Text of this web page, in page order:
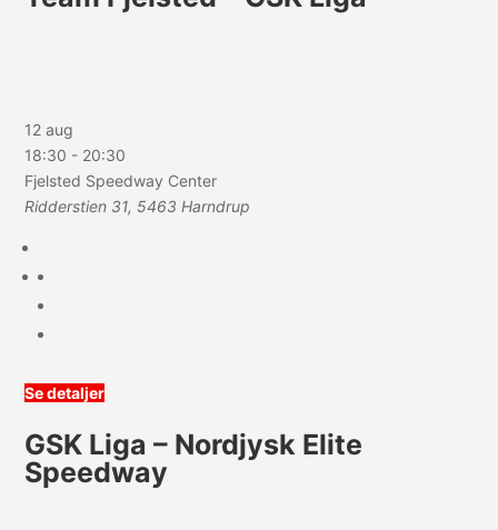
12 aug
18:30 - 20:30
Fjelsted Speedway Center
Ridderstien 31, 5463 Harndrup
Se detaljer
GSK Liga – Nordjysk Elite
Speedway